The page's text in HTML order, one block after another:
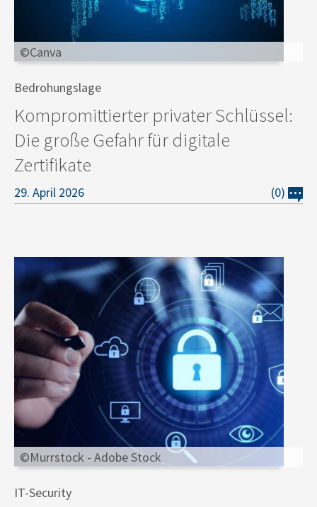
©Canva
Bedrohungslage
Kompromittierter privater Schlüssel:
Die große Gefahr für digitale
Zertifikate
29. April 2026 (0)
©Murrstock - Adobe Stock
IT-Security